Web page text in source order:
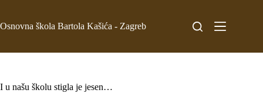
Osnovna škola Bartola Kašića - Zagreb
I u našu školu stigla je jesen…